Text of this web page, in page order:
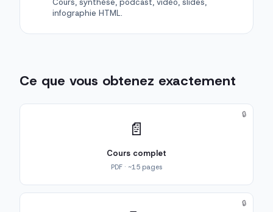
Cours, synthèse, podcast, vidéo, slides,
infographie HTML.
Ce que vous obtenez exactement
📄
Cours complet
PDF · ~15 pages
🔒
🔒